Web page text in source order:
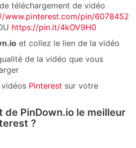
téléchargement de vidéo
www.pinterest.com/pin/6078452
https://pin.it/4kOV9H0
et collez le lien de la vidéo
de la vidéo que vous
Pinterest sur votre
PinDown.io le meilleur
?